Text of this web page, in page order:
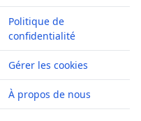
Politique de
confidentialité
Gérer les cookies
À propos de nous